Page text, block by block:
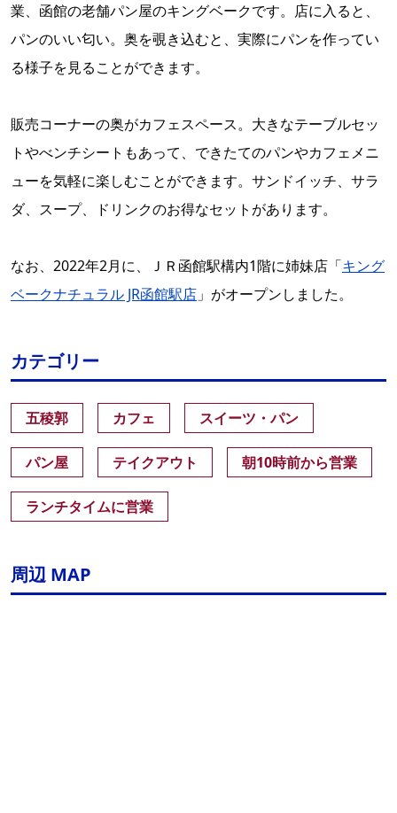
業、函館の老舗パン屋のキングベークです。店に入ると、
パンのいい匂い。奥を覗き込むと、実際にパンを作ってい
る様子を見ることができます。
販売コーナーの奥がカフェスペース。大きなテーブルセッ
トやべンチシートもあって、できたてのパンやカフェメニ
ューを気軽に楽しむことができます。サンドイッチ、サラ
ダ、スープ、ドリンクのお得なセットがあります。
なお、2022年2月に、ＪＲ函館駅構内1階に姉妹店「キング
ベークナチュラル JR函館駅店 」がオープンしました。
カテゴリー
五稜郭 カフェ スイーツ・パン
パン屋 テイクアウト 朝10時前から営業
ランチタイムに営業
周辺 MAP